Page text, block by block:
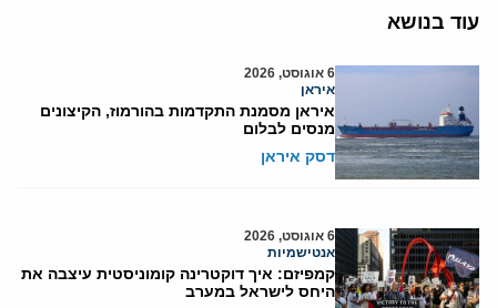
עוד בנושא
6 אוגוסט, 2026
איראן
איראן מסמנת התקדמות בהורמוז, הקיצונים
מנסים לבלום
דסק איראן
6 אוגוסט, 2026
אנטישמיות
קמפיזם: איך דוקטרינה קומוניסטית עיצבה את
היחס לישראל במערב